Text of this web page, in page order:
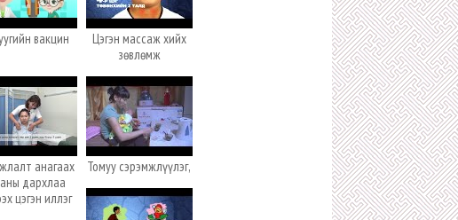
вакцин
Цэгэн массаж хийх
зөвлөмж
анагаах
дархлаа
цэгэн иллэг
Томуу сэрэмжлүүлэг,